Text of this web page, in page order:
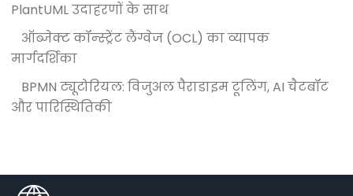
PlantUML उदाहरणों के साथ
ऑब्जेक्ट कॉन्स्ट्रेंट लैंग्वेज (OCL) का व्यापक
मार्गदर्शिका
BPMN ट्यूटोरियल: विजुअल पैराडाइम टूलिंग, AI चैटबॉट
और पारिस्थितिकी